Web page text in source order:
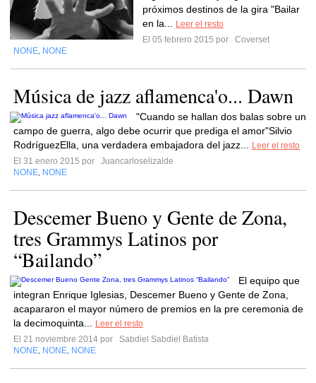
próximos destinos de la gira "Bailar
en la...
Leer el resto
El 05 febrero 2015 por
Coverset
NONE NONE
Música de jazz aflamenca'o... Dawn
"Cuando se hallan dos balas sobre un
campo de guerra, algo debe ocurrir que prediga el amor"Silvio
RodríguezElla, una verdadera embajadora del jazz...
Leer el resto
El 31 enero 2015 por
Juancarloselizalde
NONE NONE
Descemer Bueno y Gente de Zona,
tres Grammys Latinos por
“Bailando”
El equipo que
integran Enrique Iglesias, Descemer Bueno y Gente de Zona,
acapararon el mayor número de premios en la pre ceremonia de
la decimoquinta...
Leer el resto
El 21 noviembre 2014 por
Sabdiel Sabdiel Batista
NONE NONE NONE